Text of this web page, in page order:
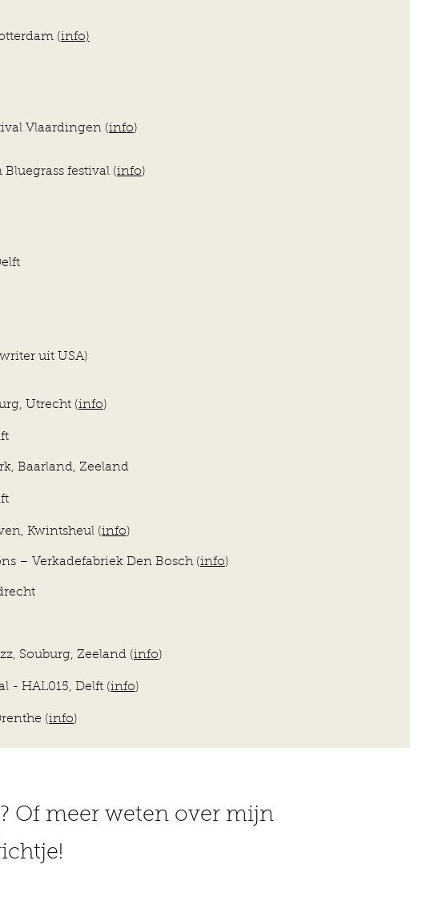
(info)
Vlaardingen (info)
festival (info)
uit USA)
(info)
Zeeland
(info)
Den Bosch (info)
Zeeland (info)
Delft (info)
(info)
Of meer weten over mijn